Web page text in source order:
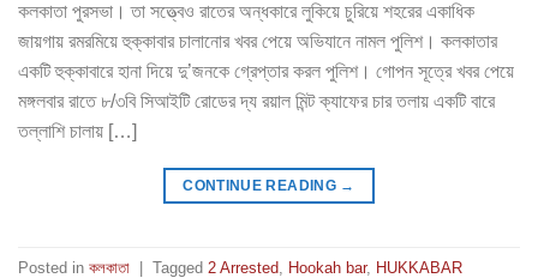
কলকাতা পুরসভা। তা সত্ত্বেও রাতের অন্ধকারে লুকিয়ে চুরিয়ে শহরের একাধিক
জায়গায় রমরমিয়ে হুক্কাবার চালানোর খবর পেয়ে অভিযানে নামল পুলিশ। কলকাতার
একটি হুক্কাবারে হানা দিয়ে দু’জনকে গ্রেপ্তার করল পুলিশ। গোপন সূত্রে খবর পেয়ে
মঙ্গলবার রাতে ৮/৩বি সিআইটি রোডের দ্য রয়াল মিন্ট ক্যাফের চার তলায় একটি বারে
তল্লাশি চালায় […]
CONTINUE READING →
Posted in কলকাতা | Tagged 2 Arrested Hookah bar, HUKKABAR